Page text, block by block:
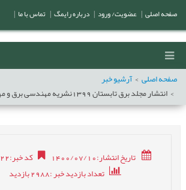
صفحه اصلی
آرشیو خبر
انتشار مجلد برق تابستان 1399نشریه مهندسی برق و مهندسی کامپیوتر ایران
تاریخ انتشار:1400/07/10 کد خبر:
122
تعداد بازدید خبر:2988 بازدید
صفحه اصلی عضویت/ ورود درباره رایمگ تماس با ما